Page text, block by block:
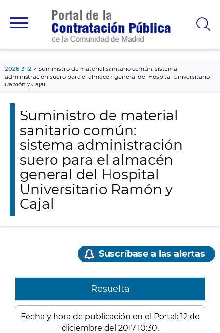
principal
2026-3-12
Suministro de material sanitario común: sistema
administración suero para el almacén general del Hospital Universitario
Ramón y Cajal
Suministro de material
sanitario común:
sistema administración
suero para el almacén
general del Hospital
Universitario Ramón y
Cajal
Suscríbase a las alertas
Resuelta
Fecha y hora de publicación en el Portal: 12 de
diciembre del 2017 10:30.